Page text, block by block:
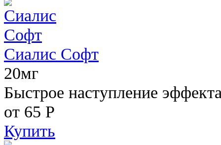
Сиалис Софт
20мг
Быстрое наступление
от 65 Р
Купить